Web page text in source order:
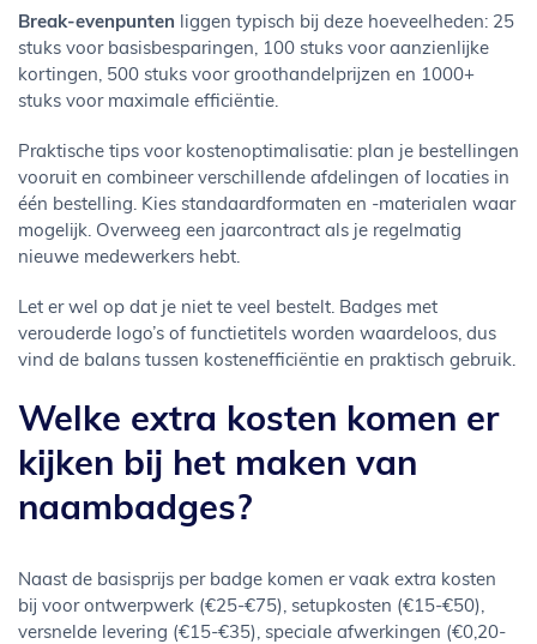
Break-evenpunten liggen typisch bij deze hoeveelheden: 25
stuks voor basisbesparingen, 100 stuks voor aanzienlijke
kortingen, 500 stuks voor groothandelprijzen en 1000+
stuks voor maximale efficiëntie.
Praktische tips voor kostenoptimalisatie: plan je bestellingen
vooruit en combineer verschillende afdelingen of locaties in
één bestelling. Kies standaardformaten en -materialen waar
mogelijk. Overweeg een jaarcontract als je regelmatig
nieuwe medewerkers hebt.
Let er wel op dat je niet te veel bestelt. Badges met
verouderde logo’s of functietitels worden waardeloos, dus
vind de balans tussen kostenefficiëntie en praktisch gebruik.
Welke extra kosten komen er
kijken bij het maken van
naambadges?
Naast de basisprijs per badge komen er vaak extra kosten
bij voor ontwerpwerk (€25-€75), setupkosten (€15-€50),
versnelde levering (€15-€35), speciale afwerkingen (€0,20-